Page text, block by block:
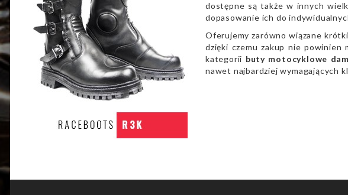
dostępne są także w innych
dopasowanie ich do
Oferujemy zarówno wiązane
dzięki czemu zakup nie powinien
kategorii buty motocyklowe
nawet najbardziej wymagających